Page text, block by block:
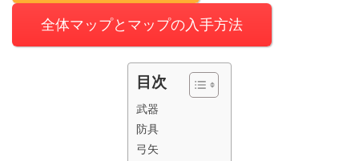
全体マップとマップの入手方法
目次
武器
防具
弓矢